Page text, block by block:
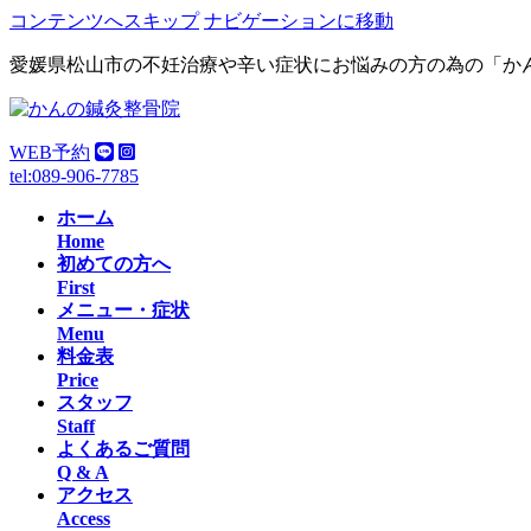
コンテンツへスキップ ナビゲーションに移動
愛媛県松山市の不妊治療や辛い症状にお悩みの方の為の「か
WEB予約
tel:089-906-7785
ホーム
Home
初めての方へ
First
メニュー・症状
Menu
料金表
Price
スタッフ
Staff
よくあるご質問
Q & A
アクセス
Access